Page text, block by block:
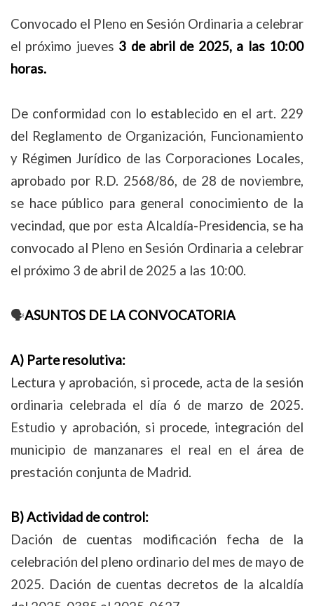
Convocado el Pleno en Sesión Ordinaria a celebrar
el próximo jueves 3 de abril de 2025, a las 10:00
horas.
De conformidad con lo establecido en el art. 229
del Reglamento de Organización, Funcionamiento
y Régimen Jurídico de las Corporaciones Locales,
aprobado por R.D. 2568/86, de 28 de noviembre,
se hace público para general conocimiento de la
vecindad, que por esta Alcaldía-Presidencia, se ha
convocado al Pleno en Sesión Ordinaria a celebrar
el próximo 3 de abril de 2025 a las 10:00.
🗣ASUNTOS DE LA CONVOCATORIA
A) Parte resolutiva:
Lectura y aprobación, si procede, acta de la sesión
ordinaria celebrada el día 6 de marzo de 2025.
Estudio y aprobación, si procede, integración del
municipio de manzanares el real en el área de
prestación conjunta de Madrid.
B) Actividad de control:
Dación de cuentas modificación fecha de la
celebración del pleno ordinario del mes de mayo de
2025. Dación de cuentas decretos de la alcaldía